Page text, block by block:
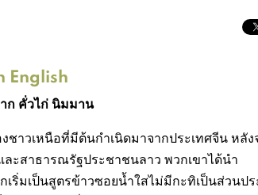
English
ก คั่วไก่ นิมมาน
ชาวเหนือที่มีต้นกำเนิดมาจากประเทศจีน หลัง
ะสาธารณรัฐประชาชนลาว พวกเขาได้นำ
ริ่มเป็นสูตรข้าวซอยน้ำใสไม่มีกะทิเป็นส่วนป